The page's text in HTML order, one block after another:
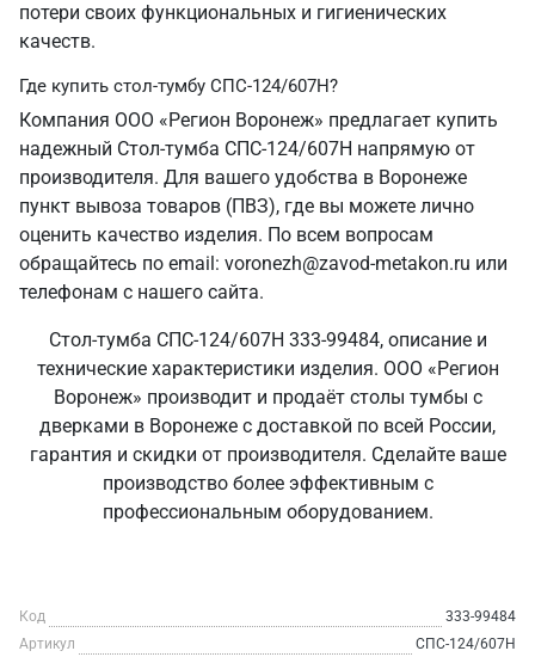
потери своих функциональных и гигиенических
качеств.
Где купить стол-тумбу СПС-124/607Н?
Компания ООО «Регион Воронеж» предлагает купить
надежный Стол-тумба СПС-124/607Н напрямую от
производителя. Для вашего удобства в Воронеже
пункт вывоза товаров (ПВЗ), где вы можете лично
оценить качество изделия. По всем вопросам
обращайтесь по email: voronezh@zavod-metakon.ru или
телефонам с нашего сайта.
Стол-тумба СПС-124/607Н 333-99484, описание и
технические характеристики изделия. ООО «Регион
Воронеж» производит и продаёт столы тумбы с
дверками в Воронеже с доставкой по всей России,
гарантия и скидки от производителя. Сделайте ваше
производство более эффективным с
профессиональным оборудованием.
Код
333-99484
Артикул
СПС-124/607Н